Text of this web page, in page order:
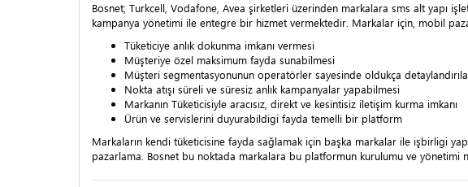
Bosnet; Turkcell, Vodafone, Avea şirketleri üzerinden markalara sms alt yapı
kampanya yönetimi ile entegre bir hizmet vermektedir. Markalar için, mobil
Tüketiciye anlık dokunma imkanı vermesi
Müşteriye özel maksimum fayda sunabilmesi
Müşteri segmentasyonunun operatörler sayesinde oldukça
Nokta atışı süreli ve süresiz anlık kampanyalar yapabilmesi
Markanın Tüketicisiyle aracısız, direkt ve kesintisiz iletişim kurma imkanı
Ürün ve servislerini duyurabildigi fayda temelli bir platform
Markaların kendi tüketicisine fayda sağlamak için başka markalar ile işbirligi
pazarlama. Bosnet bu noktada markalara bu platformun kurulumu ve yönetimi